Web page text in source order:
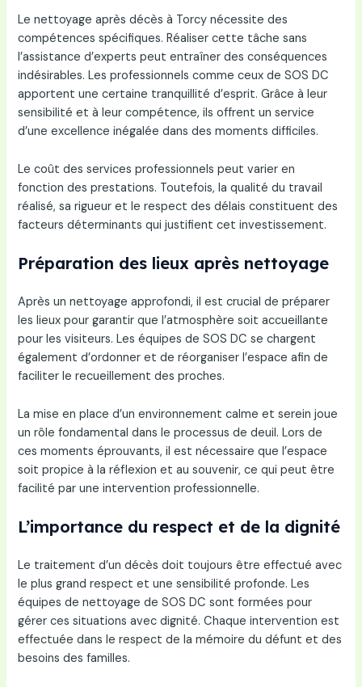
Le nettoyage après décès à Torcy nécessite des
compétences spécifiques. Réaliser cette tâche sans
l’assistance d’experts peut entraîner des conséquences
indésirables. Les professionnels comme ceux de SOS DC
apportent une certaine tranquillité d’esprit. Grâce à leur
sensibilité et à leur compétence, ils offrent un service
d’une excellence inégalée dans des moments difficiles.
Le coût des services professionnels peut varier en
fonction des prestations. Toutefois, la qualité du travail
réalisé, sa rigueur et le respect des délais constituent des
facteurs déterminants qui justifient cet investissement.
Préparation des lieux après nettoyage
Après un nettoyage approfondi, il est crucial de préparer
les lieux pour garantir que l’atmosphère soit accueillante
pour les visiteurs. Les équipes de SOS DC se chargent
également d’ordonner et de réorganiser l’espace afin de
faciliter le recueillement des proches.
La mise en place d’un environnement calme et serein joue
un rôle fondamental dans le processus de deuil. Lors de
ces moments éprouvants, il est nécessaire que l’espace
soit propice à la réflexion et au souvenir, ce qui peut être
facilité par une intervention professionnelle.
L’importance du respect et de la dignité
Le traitement d’un décès doit toujours être effectué avec
le plus grand respect et une sensibilité profonde. Les
équipes de nettoyage de SOS DC sont formées pour
gérer ces situations avec dignité. Chaque intervention est
effectuée dans le respect de la mémoire du défunt et des
besoins des familles.